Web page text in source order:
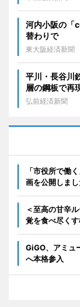
河内小阪の「
替わりで
東大阪経済新聞
平川・長谷川
層の鋼板で再
弘前経済新聞
「市役所で働
画を公開しまし
＜至高の甘辛
覚を食べ尽く
GiGO、アミュ
へ本格参入